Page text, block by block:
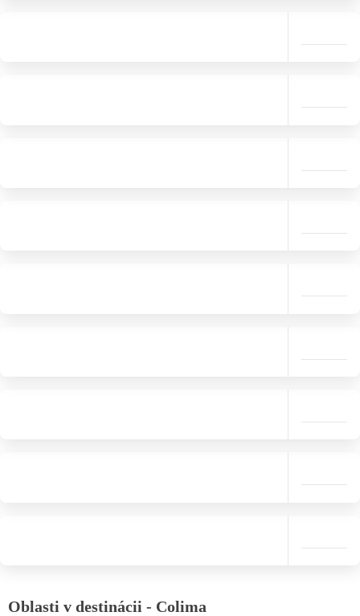
Oblasti v destinácii - Colima